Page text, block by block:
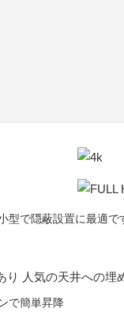
り 人気の天井への